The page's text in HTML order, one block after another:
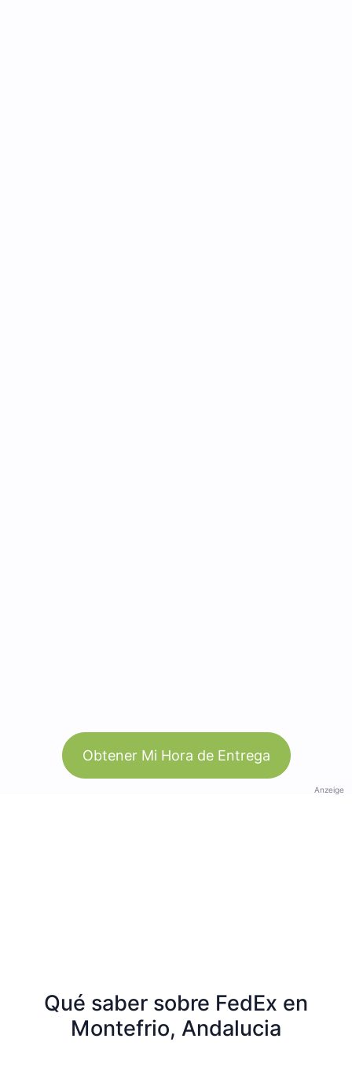
Obtener Mi Hora de Entrega
Anzeige
Qué saber sobre FedEx en
Montefrio, Andalucia